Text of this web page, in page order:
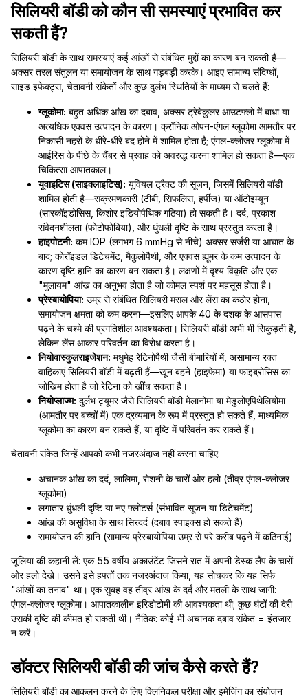
सिलियरी बॉडी को कौन सी समस्याएं प्रभावित कर
सकती हैं?
सिलियरी बॉडी के साथ समस्याएं कई आंखों से संबंधित मुद्दों का कारण बन सकती हैं—
अक्सर तरल संतुलन या समायोजन के साथ गड़बड़ी करके। आइए सामान्य संदिग्धों,
साइड इफेक्ट्स, चेतावनी संकेतों और कुछ दुर्लभ स्थितियों के माध्यम से चलते हैं:
ग्लूकोमा: बहुत अधिक आंख का दबाव, अक्सर ट्रेबेकुलर आउटफ्लो में बाधा या
अत्यधिक एक्वस उत्पादन के कारण। क्रॉनिक ओपन-एंगल ग्लूकोमा आमतौर पर
निकासी नहरों के धीरे-धीरे बंद होने में शामिल होता है; एंगल-क्लोजर ग्लूकोमा में
आईरिस के पीछे के चैंबर से प्रवाह को अवरुद्ध करना शामिल हो सकता है—एक
चिकित्सा आपातकाल।
यूवाइटिस (साइक्लाइटिस): यूवियल ट्रैक्ट की सूजन, जिसमें सिलियरी बॉडी
शामिल होती है—संक्रमणकारी (टीबी, सिफलिस, हर्पीज) या ऑटोइम्यून
(सारकॉइडोसिस, किशोर इडियोपैथिक गठिया) हो सकती है। दर्द, प्रकाश
संवेदनशीलता (फोटोफोबिया), और धुंधली दृष्टि के साथ प्रस्तुत करता है।
हाइपोटनी: कम IOP (लगभग 6 mmHg से नीचे) अक्सर सर्जरी या आघात के
बाद; कोरॉइडल डिटेचमेंट, मैकुलोपैथी, और एक्वस ह्यूमर के कम उत्पादन के
कारण दृष्टि हानि का कारण बन सकता है। लक्षणों में दृश्य विकृति और एक
"मुलायम" आंख का अनुभव होता है जो कोमल स्पर्श पर महसूस होता है।
प्रेस्बायोपिया: उम्र से संबंधित सिलियरी मसल और लेंस का कठोर होना,
समायोजन क्षमता को कम करना—इसलिए आपके 40 के दशक के आसपास
पढ़ने के चश्मे की प्रगतिशील आवश्यकता। सिलियरी बॉडी अभी भी सिकुड़ती है,
लेकिन लेंस आकार परिवर्तन का विरोध करता है।
नियोवास्कुलराइजेशन: मधुमेह रेटिनोपैथी जैसी बीमारियों में, असामान्य रक्त
वाहिकाएं सिलियरी बॉडी में बढ़ती हैं—खून बहने (हाइफेमा) या फाइब्रोसिस का
जोखिम होता है जो रेटिना को खींच सकता है।
नियोप्लाज्म: दुर्लभ ट्यूमर जैसे सिलियरी बॉडी मेलानोमा या मेडुलोएपिथेलियोमा
(आमतौर पर बच्चों में) एक द्रव्यमान के रूप में प्रस्तुत हो सकते हैं, माध्यमिक
ग्लूकोमा का कारण बन सकते हैं, या दृष्टि में परिवर्तन कर सकते हैं।
चेतावनी संकेत जिन्हें आपको कभी नजरअंदाज नहीं करना चाहिए:
अचानक आंख का दर्द, लालिमा, रोशनी के चारों ओर हलो (तीव्र एंगल-क्लोजर
ग्लूकोमा)
लगातार धुंधली दृष्टि या नए फ्लोटर्स (संभावित सूजन या डिटेचमेंट)
आंख की असुविधा के साथ सिरदर्द (दबाव स्पाइक्स हो सकते हैं)
समायोजन की हानि (सामान्य प्रेस्बायोपिया उम्र से परे करीब पढ़ने में कठिनाई)
जूलिया की कहानी लें: एक 55 वर्षीय अकाउंटेंट जिसने रात में अपनी डेस्क लैंप के चारों
ओर हलो देखे। उसने इसे हफ्तों तक नजरअंदाज किया, यह सोचकर कि यह सिर्फ
"आंखों का तनाव" था। एक सुबह वह तीव्र आंख के दर्द और मतली के साथ जागी:
एंगल-क्लोजर ग्लूकोमा। आपातकालीन इरिडोटोमी की आवश्यकता थी; कुछ घंटों की देरी
उसकी दृष्टि की कीमत हो सकती थी। नैतिक: कोई भी अचानक दबाव संकेत = इंतजार
न करें।
डॉक्टर सिलियरी बॉडी की जांच कैसे करते हैं?
सिलियरी बॉडी का आकलन करने के लिए क्लिनिकल परीक्षा और इमेजिंग का संयोजन